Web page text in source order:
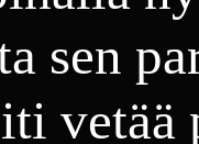
sen
vetää